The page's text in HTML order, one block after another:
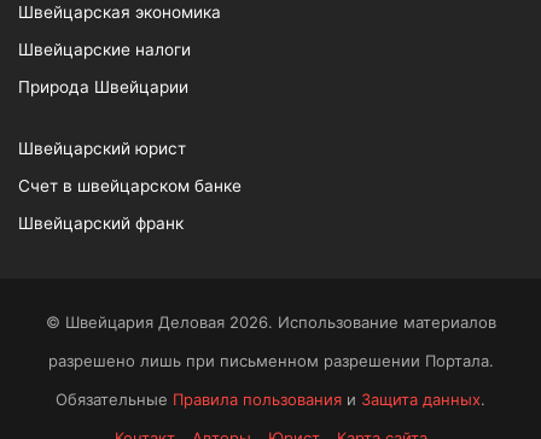
Швейцарская экономика
Швейцарские налоги
Природа Швейцарии
Швейцарский юрист
Счет в швейцарском банке
Швейцарский франк
© Швейцария Деловая 2026. Использование материалов
разрешено лишь при письменном разрешении Портала.
Обязательные Правила пользования и Защита данных.